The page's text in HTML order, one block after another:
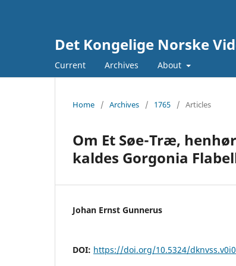
Det Kongelige Norske
Current Archives About
Home / Archives / 1765 / Articles
Om Et Søe-Træ,
kaldes Gorgonia
Johan Ernst Gunnerus
DOI: https://doi.org/10.5324/